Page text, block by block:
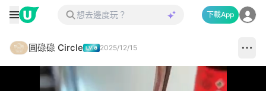
下載App
圓碌碌 Circle 2025/12/15